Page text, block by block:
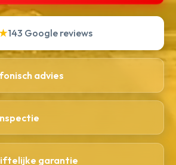
143 Google reviews
advies
garantie